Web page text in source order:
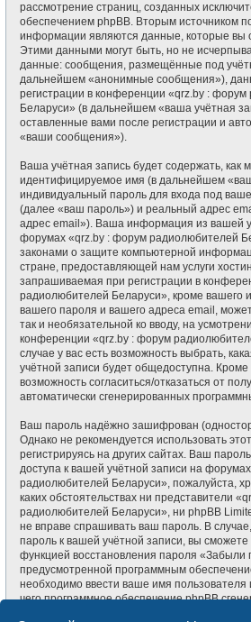
рассмотрение страниц, созданных
обеспечением phpBB. Вторым источником
информации являются данные, которые вы
Этими данными могут быть, но не
данные: сообщения, размещённые под
дальнейшем «анонимные сообщения»),
регистрации в конференции «qrz.by :
Беларуси» (в дальнейшем «ваша учётная
оставленные вами после регистрации и
«ваши сообщения»).
Ваша учётная запись будет содержать, как
идентифицируемое имя (в дальнейшем
индивидуальный пароль для входа под
(далее «ваш пароль») и реальный адрес
адрес email»). Ваша информация из вашей
форумах «qrz.by : форум радиолюбителей
законами о защите компьютерной
стране, предоставляющей нам услуги
запрашиваемая при регистрации в
радиолюбителей Беларуси», кроме вашего
вашего пароля и вашего адреса email,
так и необязательной ко вводу, на
конференции «qrz.by : форум
случае у вас есть возможность выбрать,
учётной записи будет общедоступна. Кроме
возможность согласиться/отказаться от
автоматически сгенерированных
Ваш пароль надёжно зашифрован
Однако не рекомендуется использовать
регистрируясь на других сайтах. Ваш
доступа к вашей учётной записи на
радиолюбителей Беларуси», пожалуйста,
каких обстоятельствах ни представители
радиолюбителей Беларуси», ни phpBB
не вправе спрашивать ваш пароль. В
пароль к вашей учётной записи, вы сможете
функцией восстановления пароля «Забыли
предусмотренной программным
необходимо ввести ваше имя
чего программное обеспечение phpBB